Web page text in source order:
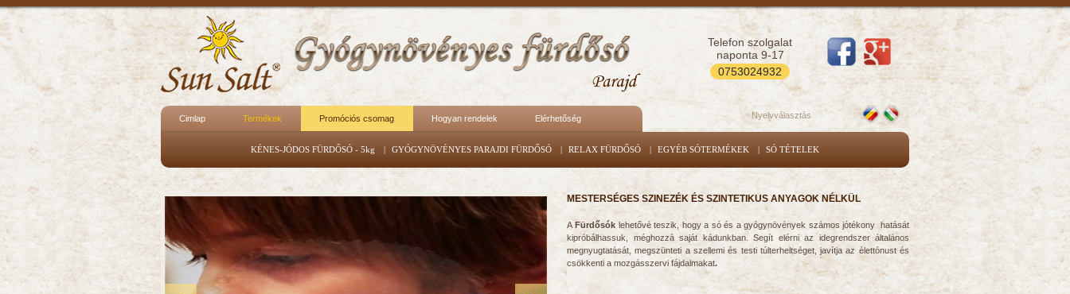
Telefon szolgalat
naponta 9-17
0753024932
Cimlap Termékek Promóciós csomag Hogyan rendelek Elérhetőség
KÉNES-JÓDOS FÜRDŐSÓ - 5kg | GYÓGYNÖVÉNYES PARAJDI FÜRDŐSÓ | RELAX FÜRDŐSÓ | EGYÉB SÓTERMÉKEK | SÓ TÉTELEK
Nyelvválasztás
MESTERSÉGES SZINEZÉK ÉS SZINTETIKUS ANYAGOK NÉLKÜL
AFürdősók lehetővé teszik, hogy a só és a gyógynövények számos jótékony hatását
kipróbálhassuk, méghozzá saját kádunkban. Segít elérni az idegrendszer általános
megnyugtatását, megszünteti a szellemi és testi túlterheltséget, javítja az élettónust és
csökkenti a mozgásszervi fájdalmakat.